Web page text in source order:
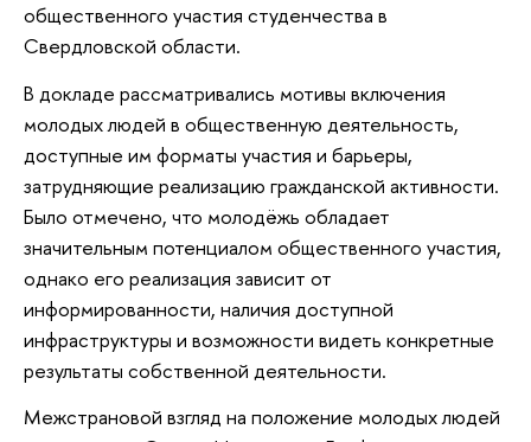
общественного участия студенчества в
Свердловской области.
В докладе рассматривались мотивы включения
молодых людей в общественную деятельность,
доступные им форматы участия и барьеры,
затрудняющие реализацию гражданской активности.
Было отмечено, что молодёжь обладает
значительным потенциалом общественного участия,
однако его реализация зависит от
информированности, наличия доступной
инфраструктуры и возможности видеть конкретные
результаты собственной деятельности.
Межстрановой взгляд на положение молодых людей